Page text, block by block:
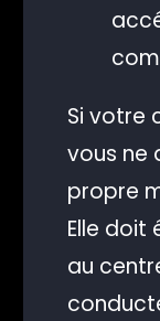
Si votre
vous ne
propre
Elle doit
au